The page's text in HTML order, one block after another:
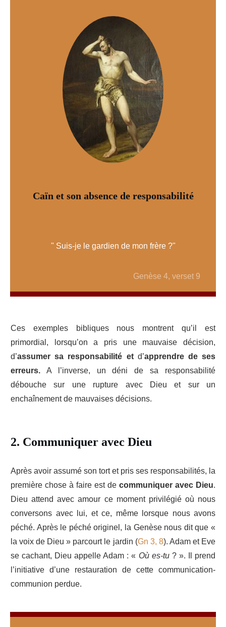
Caïn et son absence de responsabilité
" Suis-je le gardien de mon frère ?"
Genèse 4, verset 9
Ces exemples bibliques nous montrent qu’il est
primordial, lorsqu’on a pris une mauvaise décision,
d’assumer sa responsabilité et d’apprendre de ses
erreurs. A l’inverse, un déni de sa responsabilité
débouche sur une rupture avec Dieu et sur un
enchaînement de mauvaises décisions.
2. Communiquer avec Dieu
Après avoir assumé son tort et pris ses responsabilités, la
première chose à faire est de communiquer avec Dieu.
Dieu attend avec amour ce moment privilégié où nous
conversons avec lui, et ce, même lorsque nous avons
péché. Après le péché originel, la Genèse nous dit que «
la voix de Dieu » parcourt le jardin (Gn 3, 8). Adam et Eve
se cachant, Dieu appelle Adam : « Où es-tu ? ». Il prend
l’initiative d’une restauration de cette communication-
communion perdue.